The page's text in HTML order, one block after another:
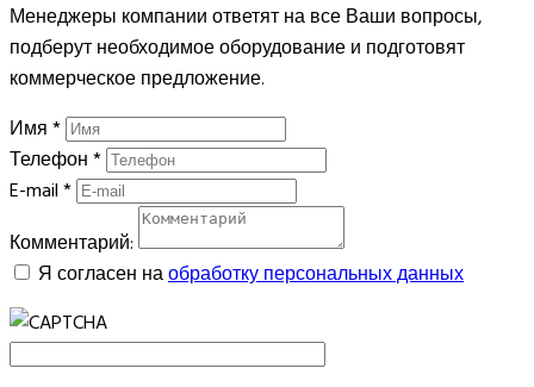
Менеджеры компании ответят на все Ваши вопросы,
подберут необходимое оборудование и подготовят
коммерческое предложение.
Имя*
Телефон*
E-mail*
Комментарий:
Я согласен наобработку персональных данных